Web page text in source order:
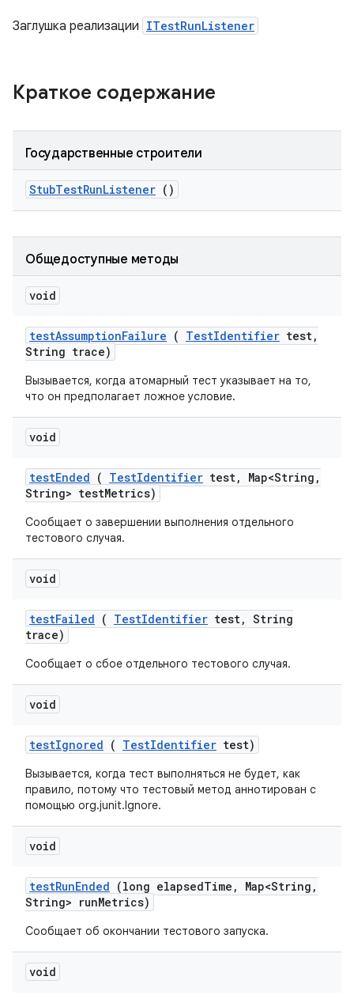
Заглушка реализации ITestRunListener
Краткое содержание
Государственные строители
StubTestRunListener ()
Общедоступные методы
void
testAssumptionFailure ( TestIdentifier test,
String trace)
Вызывается, когда атомарный тест указывает на то,
что он предполагает ложное условие.
void
testEnded ( TestIdentifier test, Map<String ,
String> testMetrics)
Сообщает о завершении выполнения отдельного
тестового случая.
void
testFailed ( TestIdentifier test, String
trace)
Сообщает о сбое отдельного тестового случая.
void
testIgnored ( TestIdentifier test)
Вызывается, когда тест выполняться не будет, как
правило, потому что тестовый метод аннотирован с
помощью org.junit.Ignore.
void
testRunEnded (long elapsedTime , Map<String ,
String> runMetrics)
Сообщает об окончании тестового запуска.
void